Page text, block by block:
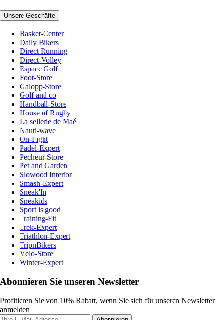
Unsere Geschäfte
Basket-Center
Daily Bikers
Direct Running
Direct-Volley
Espace Golf
Foot-Store
Galopp-Store
Golf and co
Handball-Store
House of Rugby
La sellerie de Maé
Nauti-wave
On-Fight
Padel-Expert
Pecheur-Store
Pet and Garden
Slowood Interior
Smash-Expert
Sneak'In
Sneakids
Sport is good
Training-Fit
Trek-Expert
Triathlon-Expert
TripnBikers
Vélo-Store
Winter-Expert
Abonnieren Sie unseren Newsletter
Profitieren Sie von 10% Rabatt, wenn Sie sich für unseren Newsletter
anmelden